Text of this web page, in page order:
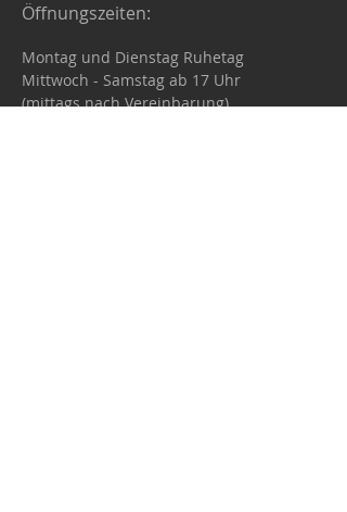
Öffnungszeiten:
Montag und Dienstag Ruhetag
Mittwoch - Samstag ab 17 Uhr
(mittags nach Vereinbarung)